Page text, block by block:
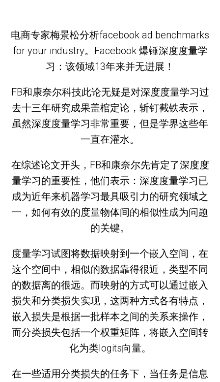
电商专家梅景松分析facebook ad benchmarks
for your industry。Facebook 爆锤深度度量学
习：该领域13年来并无进展！
FB和康奈尔科技此论无疑是对深度度量学习过
去十三年研究成果盖棺定论，斩钉截铁表示，
虽然深度度量学习非常重要，但是学界这些年
一直在灌水。
在综述论文开头，FB和康奈尔先肯定了深度度
量学习的重要性，他们表示：深度度量学习已
成为近年来机器学习最具吸引力的研究领域之
一，如何有效的度量物体间的相似性成为问题
的关键。
度量学习试图将数据映射到一个嵌入空间，在
这个空间中，相似的数据靠得很近，类型不同
的数据离的很远。而映射的方式可以通过嵌入
损失和分类损失实现，这两种方式各有特点，
嵌入损失是根据一批样本之间的关系来操作，
而分类损失包括一个权重矩阵，将嵌入空间转
化为类logits向量。
在一些适用分类损失的任务下，当任务是信息